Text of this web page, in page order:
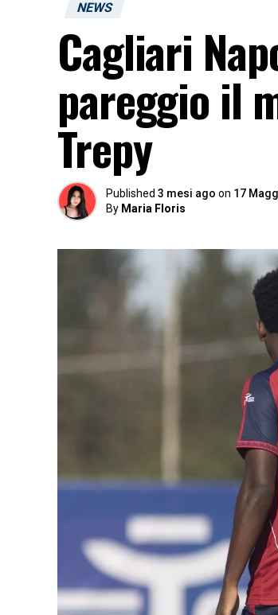
NEWS
Cagliari
pareggio il
Trepy
Published 3 mesi ago on 17
By Maria Floris